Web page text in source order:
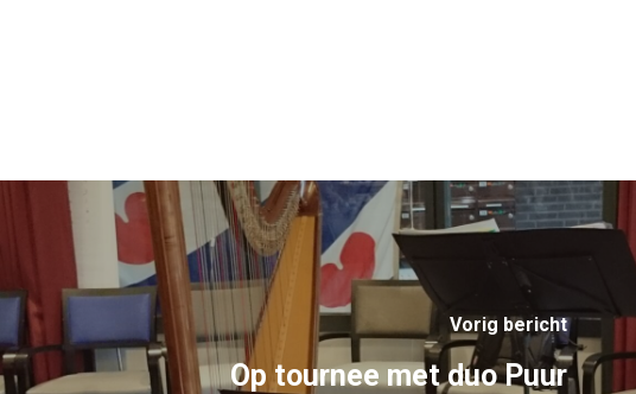
Vorig bericht
Op tournee met duo Puur